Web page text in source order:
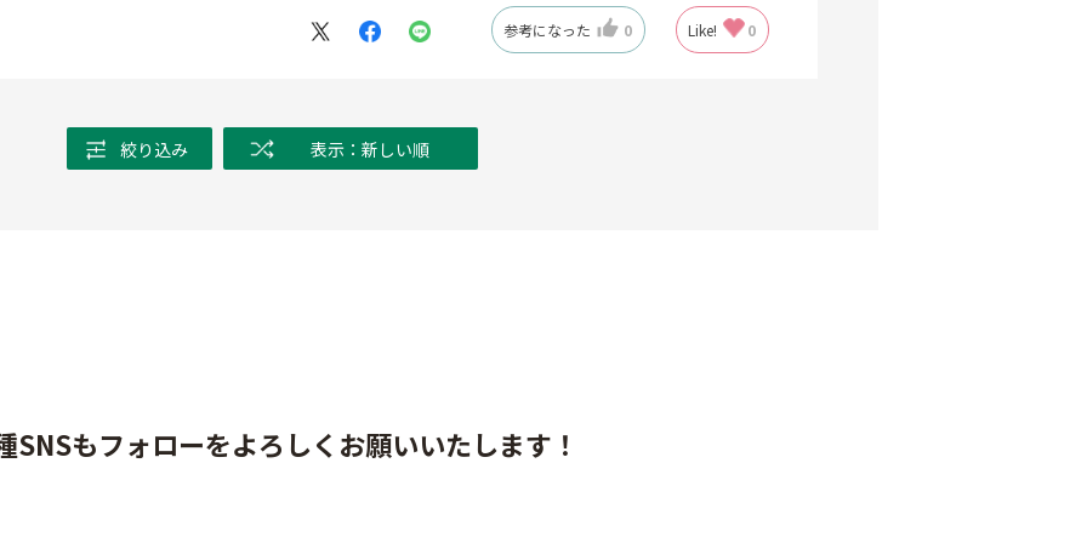
する運用が一番安心感があります。高性能品と比べて突出した性能というより、現場で
参考になった 0 Like! 0
絞り込み 表示：新しい順
SNSもフォローをよろしくお願いいたします！